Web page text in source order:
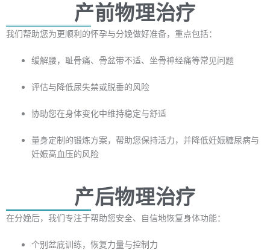
产前物理治疗
我们帮助您为更顺利的怀孕与分娩做好准备，重点包括：
缓解腰，耻骨痛、骨盆带不适、坐骨神经痛等常见问题
评估与降低尿失禁或脱垂的风险
协助您在身体变化中维持稳定与舒适
量身定制的锻炼方案，帮助您保持活力，并降低妊娠糖尿病与
妊娠高血压的风险
产后物理治疗
在分娩后，我们专注于帮助您安全、自信地恢复身体功能：
个别盆底训练，恢复力量与控制力